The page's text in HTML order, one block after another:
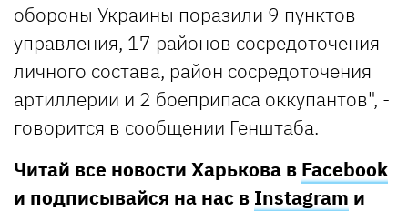
обороны Украины поразили 9 пунктов
управления, 17 районов сосредоточения
личного состава, район сосредоточения
артиллерии и 2 боеприпаса оккупантов", -
говорится в сообщении Генштаба.
Читай все новости Харькова в Facebook
и подписывайся на нас в Instagram и